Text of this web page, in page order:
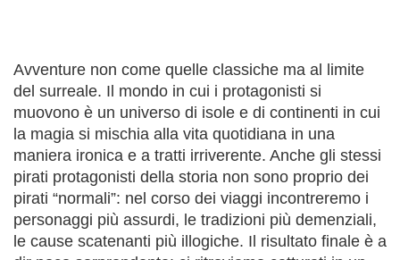
Avventure non come quelle classiche ma al limite
del surreale. Il mondo in cui i protagonisti si
muovono è un universo di isole e di continenti in cui
la magia si mischia alla vita quotidiana in una
maniera ironica e a tratti irriverente. Anche gli stessi
pirati protagonisti della storia non sono proprio dei
pirati “normali”: nel corso dei viaggi incontreremo i
personaggi più assurdi, le tradizioni più demenziali,
le cause scatenanti più illogiche. Il risultato finale è a